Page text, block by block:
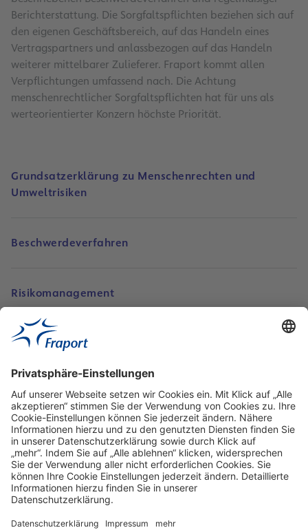
Berichterstattung. Die Sorgfaltspflichten beziehen sich auf
den eigenen Geschäftsbereich, auf das Handeln eines
Vertragspartners und anlassbezogen auf das Handeln
weiterer mittelbarer Zulieferer. Fraport kommt allen
Verpflichtungen umfassend nach. Die Achtung
menschenrechtlicher Sorgfaltspflichten hat für uns als
werteorientierter Konzern höchste Priorität.
Grundsatzerklärung zu Menschenrechten und
Umweltrisiken
Beschwerdeverfahren
Risikomanagement
Kontakt
Quicklinks
Unsere Social Media Auftritte